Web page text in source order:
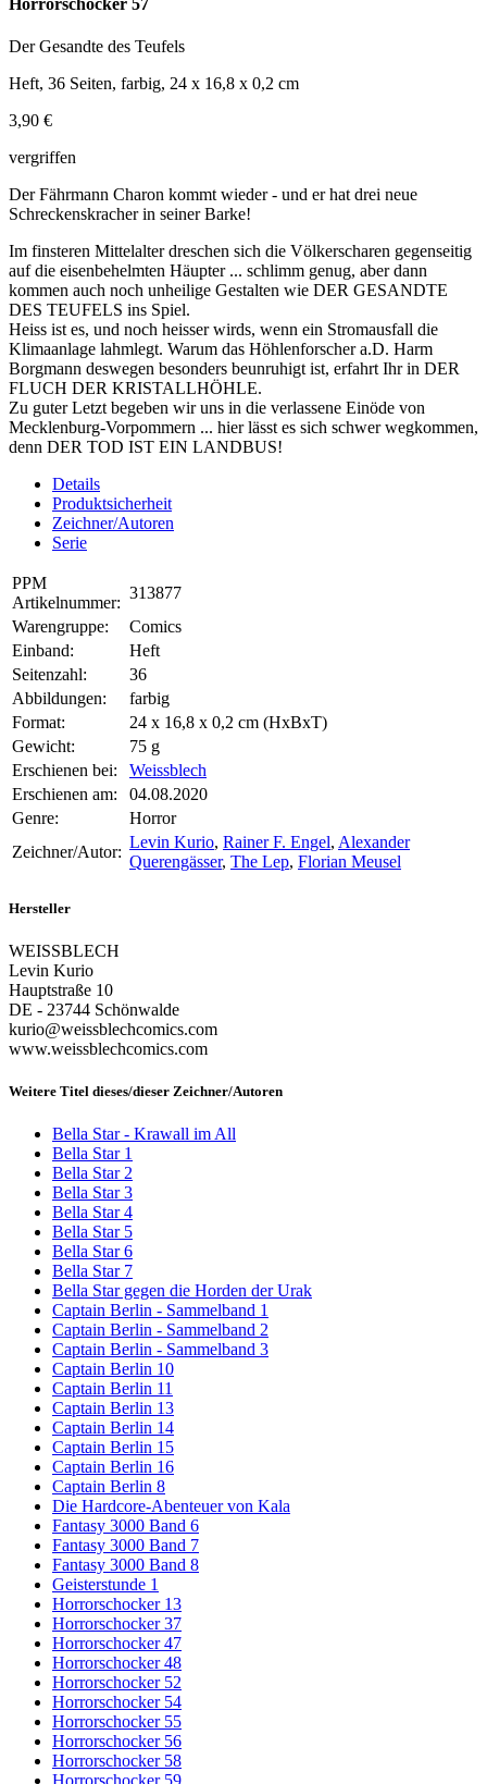
Horrorschocker 57
Der Gesandte des Teufels
Heft, 36 Seiten, farbig, 24 x 16,8 x 0,2 cm
3,90 €
vergriffen
Der Fährmann Charon kommt wieder - und er hat drei neue
Schreckenskracher in seiner Barke!
Im finsteren Mittelalter dreschen sich die Völkerscharen gegenseitig
auf die eisenbehelmten Häupter ... schlimm genug, aber dann
kommen auch noch unheilige Gestalten wie DER GESANDTE
DES TEUFELS ins Spiel.
Heiss ist es, und noch heisser wirds, wenn ein Stromausfall die
Klimaanlage lahmlegt. Warum das Höhlenforscher a.D. Harm
Borgmann deswegen besonders beunruhigt ist, erfahrt Ihr in DER
FLUCH DER KRISTALLHÖHLE.
Zu guter Letzt begeben wir uns in die verlassene Einöde von
Mecklenburg-Vorpommern ... hier lässt es sich schwer wegkommen,
denn DER TOD IST EIN LANDBUS!
Details
Produktsicherheit
Zeichner/Autoren
Serie
PPM
Artikelnummer:
313877
Warengruppe:
Comics
Einband:
Heft
Seitenzahl:
36
Abbildungen:
farbig
Format:
24 x 16,8 x 0,2 cm (HxBxT)
Gewicht:
75 g
Erschienen bei:
Weissblech
Erschienen am:
04.08.2020
Genre:
Horror
Zeichner/Autor:
Levin Kurio, Rainer F. Engel, Alexander
Querengässer, The Lep, Florian Meusel
Hersteller
WEISSBLECH
Levin Kurio
Hauptstraße 10
DE - 23744 Schönwalde
kurio@weissblechcomics.com
www.weissblechcomics.com
Weitere Titel dieses/dieser Zeichner/Autoren
Bella Star - Krawall im All
Bella Star 1
Bella Star 2
Bella Star 3
Bella Star 4
Bella Star 5
Bella Star 6
Bella Star 7
Bella Star gegen die Horden der Urak
Captain Berlin - Sammelband 1
Captain Berlin - Sammelband 2
Captain Berlin - Sammelband 3
Captain Berlin 10
Captain Berlin 11
Captain Berlin 13
Captain Berlin 14
Captain Berlin 15
Captain Berlin 16
Captain Berlin 8
Die Hardcore-Abenteuer von Kala
Fantasy 3000 Band 6
Fantasy 3000 Band 7
Fantasy 3000 Band 8
Geisterstunde 1
Horrorschocker 13
Horrorschocker 37
Horrorschocker 47
Horrorschocker 48
Horrorschocker 52
Horrorschocker 54
Horrorschocker 55
Horrorschocker 56
Horrorschocker 58
Horrorschocker 59